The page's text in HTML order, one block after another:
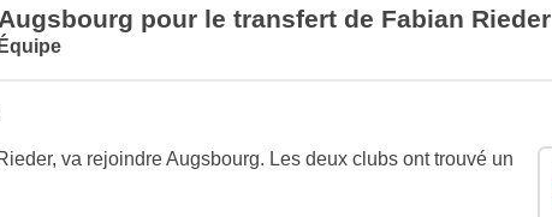
pour le transfert de Fabian Rieder
va rejoindre Augsbourg. Les deux clubs ont trouvé un